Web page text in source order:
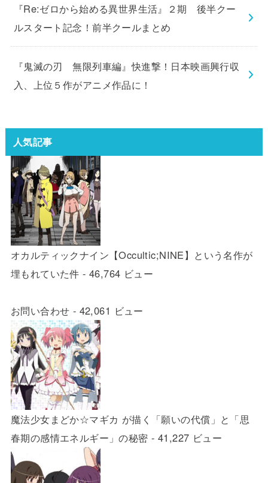
『Re:ゼロから始める異世界生活』２期 後半クー
ルスタート記念！前半クールまとめ
『鬼滅の刃 無限列車編』快進撃！日本映画興行収
入、上位５作がアニメ作品に！
人気記事
オカルティックナイン【Occultic;NINE】という名作が
埋もれていた件 - 46,764 ビュー
お問い合わせ - 42,061 ビュー
魔法少女まどか☆マギカ が描く「願いの代償」と「思
春期の感情エネルギー」の秘密 - 41,227 ビュー